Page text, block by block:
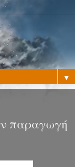
▼
παραγωγή